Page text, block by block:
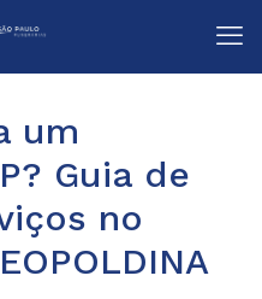
um
Guia de
no